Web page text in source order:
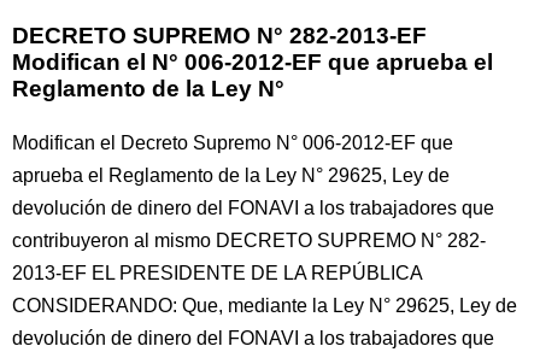
DECRETO SUPREMO N° 282-2013-EF
Modifican el N° 006-2012-EF que aprueba el
Reglamento de la Ley N°
Modifican el Decreto Supremo N° 006-2012-EF que
aprueba el Reglamento de la Ley N° 29625, Ley de
devolución de dinero del FONAVI a los trabajadores que
contribuyeron al mismo DECRETO SUPREMO N° 282-
2013-EF EL PRESIDENTE DE LA REPÚBLICA
CONSIDERANDO: Que, mediante la Ley N° 29625, Ley de
devolución de dinero del FONAVI a los trabajadores que